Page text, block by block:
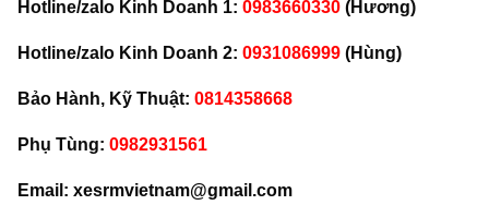
Hotline/zalo Kinh Doanh 1: 0983660330 (Hương)
Hotline/zalo Kinh Doanh 2: 0931086999 (Hùng)
Bảo Hành, Kỹ Thuật: 0814358668
Phụ Tùng: 0982931561
Email: xesrmvietnam@gmail.com